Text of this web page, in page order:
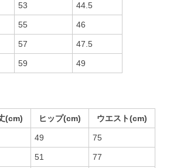
53 44.5
55 46
57 47.5
59 49
(cm) ヒップ(cm) ウエスト(cm)
49 75
51 77